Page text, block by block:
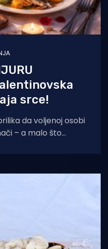
srce!
da voljenoj osobi
– a malo što